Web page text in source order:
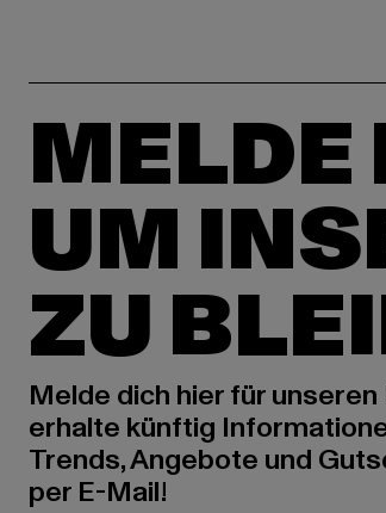
MELDE
UM
ZU
Melde dich hier für
erhalte künftig
Trends, Angebote und
per E-Mail!